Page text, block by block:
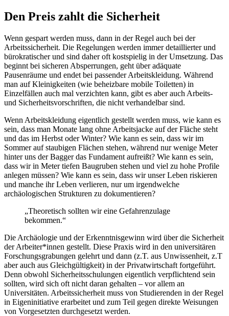
Den Preis zahlt die Sicherheit
Wenn gespart werden muss, dann in der Regel auch bei der
Arbeitssicherheit. Die Regelungen werden immer detaillierter und
bürokratischer und sind daher oft kostspielig in der Umsetzung. Das
beginnt bei sicheren Absperrungen, geht über adäquate
Pausenräume und endet bei passender Arbeitskleidung. Während
man auf Kleinigkeiten (wie beheizbare mobile Toiletten) in
Einzelfällen auch mal verzichten kann, gibt es aber auch Arbeits-
und Sicherheitsvorschriften, die nicht verhandelbar sind.
Wenn Arbeitskleidung eigentlich gestellt werden muss, wie kann es
sein, dass man Monate lang ohne Arbeitsjacke auf der Fläche steht
und das im Herbst oder Winter? Wie kann es sein, dass wir im
Sommer auf staubigen Flächen stehen, während nur wenige Meter
hinter uns der Bagger das Fundament aufreißt? Wie kann es sein,
dass wir in Meter tiefen Baugruben stehen und viel zu hohe Profile
anlegen müssen? Wie kann es sein, dass wir unser Leben riskieren
und manche ihr Leben verlieren, nur um irgendwelche
archäologischen Strukturen zu dokumentieren?
„Theoretisch sollten wir eine Gefahrenzulage
bekommen.“
Die Archäologie und der Erkenntnisgewinn wird über die Sicherheit
der Arbeiter*innen gestellt. Diese Praxis wird in den universitären
Forschungsgrabungen gelehrt und dann (z.T. aus Unwissenheit, z.T
aber auch aus Gleichgültigkeit) in der Privatwirtschaft fortgeführt.
Denn obwohl Sicherheitsschulungen eigentlich verpflichtend sein
sollten, wird sich oft nicht daran gehalten – vor allem an
Universitäten. Arbeitssicherheit muss von Studierenden in der Regel
in Eigeninitiative erarbeitet und zum Teil gegen direkte Weisungen
von Vorgesetzten durchgesetzt werden.